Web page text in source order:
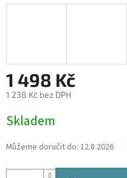
1 498 Kč
1 238 Kč bez DPH
cena:
Skladem
Můžeme doručit do: 12.8.2026